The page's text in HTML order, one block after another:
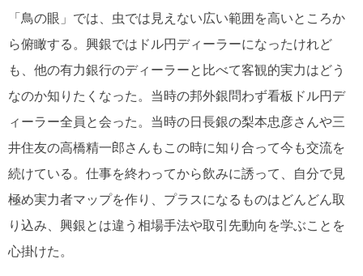
「鳥の眼」では、虫では見えない広い範囲を高いところか
ら俯瞰する。興銀ではドル円ディーラーになったけれど
も、他の有力銀行のディーラーと比べて客観的実力はどう
なのか知りたくなった。当時の邦外銀問わず看板ドル円デ
ィーラー全員と会った。当時の日長銀の梨本忠彦さんや三
井住友の高橋精一郎さんもこの時に知り合って今も交流を
続けている。仕事を終わってから飲みに誘って、自分で見
極め実力者マップを作り、プラスになるものはどんどん取
り込み、興銀とは違う相場手法や取引先動向を学ぶことを
心掛けた。